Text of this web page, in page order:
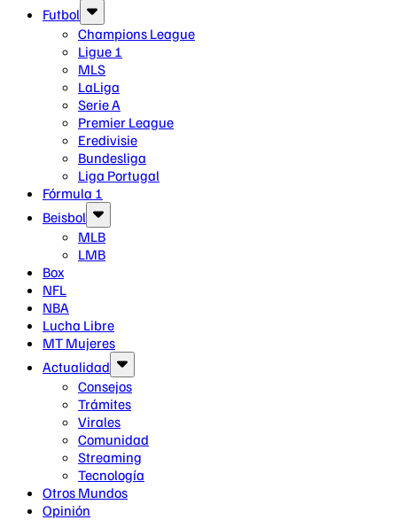
Futbol
Champions League
Ligue 1
MLS
LaLiga
Serie A
Premier League
Eredivisie
Bundesliga
Liga Portugal
Fórmula 1
Beisbol
MLB
LMB
Box
NFL
NBA
Lucha Libre
MT Mujeres
Actualidad
Consejos
Trámites
Virales
Comunidad
Streaming
Tecnología
Otros Mundos
Opinión